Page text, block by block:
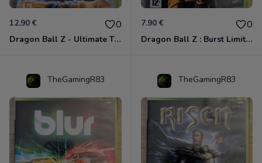
12.90 € 0
Dragon Ball Z - Ultimate Tenkaichi Xbox 360
7.90 € 0
Dragon Ball Z : Burst Limit Xbox 360
TheGamingR83 TheGamingR83